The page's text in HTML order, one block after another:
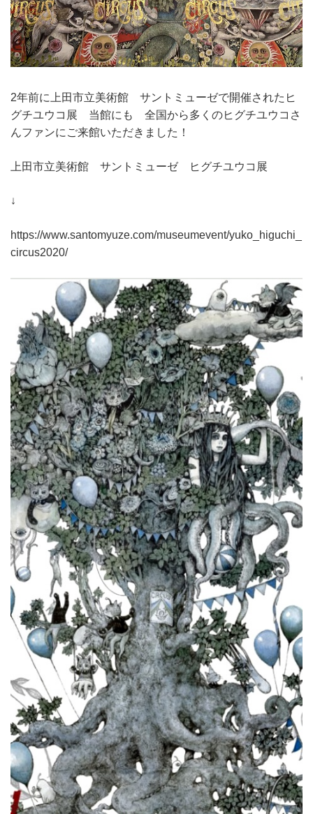
2年前に上田市立美術館 サントミューゼで開催されたヒ
グチユウコ展 当館にも 全国から多くのヒグチユウコさ
んファンにご来館いただきました！
上田市立美術館 サントミューゼ ヒグチユウコ展
↓
https://www.santomyuze.com/museumevent/yuko_higuchi_
circus2020/